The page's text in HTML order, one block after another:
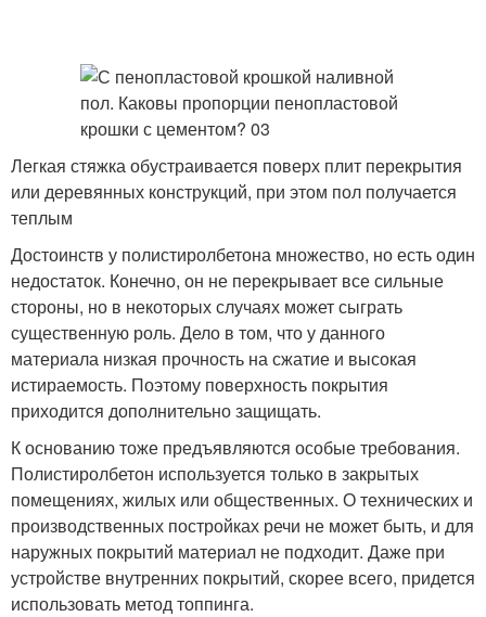
Легкая стяжка обустраивается поверх плит перекрытия
или деревянных конструкций, при этом пол получается
теплым
Достоинств у полистиролбетона множество, но есть один
недостаток. Конечно, он не перекрывает все сильные
стороны, но в некоторых случаях может сыграть
существенную роль. Дело в том, что у данного
материала низкая прочность на сжатие и высокая
истираемость. Поэтому поверхность покрытия
приходится дополнительно защищать.
К основанию тоже предъявляются особые требования.
Полистиролбетон используется только в закрытых
помещениях, жилых или общественных. О технических и
производственных постройках речи не может быть, и для
наружных покрытий материал не подходит. Даже при
устройстве внутренних покрытий, скорее всего, придется
использовать метод топпинга.